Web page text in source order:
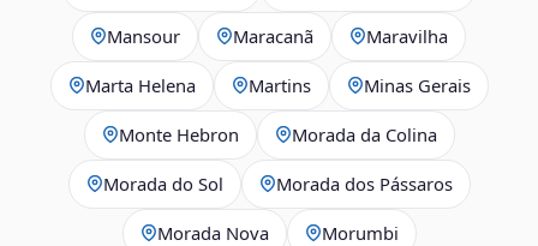
Mansour Maracanã Maravilha
Marta Helena Martins Minas Gerais
Monte Hebron Morada da Colina
Morada do Sol Morada dos Pássaros
Morada Nova Morumbi